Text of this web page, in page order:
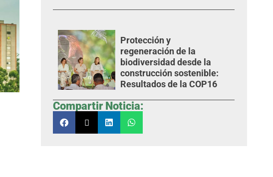
Protección y
regeneración de la
biodiversidad desde la
construcción sostenible:
Resultados de la COP16
Compartir Noticia: